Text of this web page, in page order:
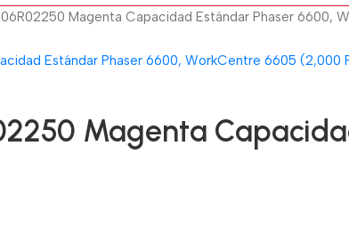
Magenta Capacidad Estándar Phaser 6600,
Magenta